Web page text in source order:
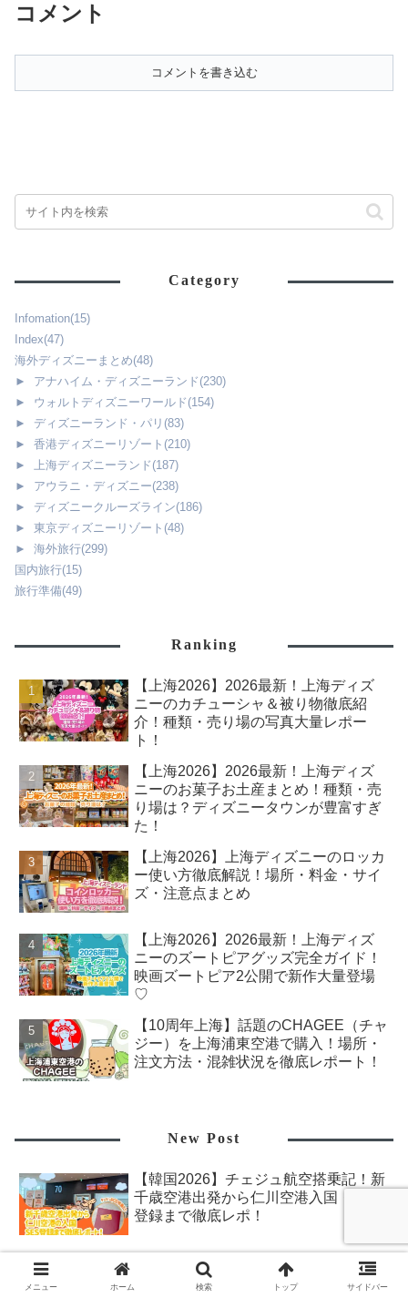
で詳しく紹介します。
コメント
コメントを書き込む
Category
Infomation(15)
Index(47)
海外ディズニーまとめ(48)
►
アナハイム・ディズニーランド (230)
►
ウォルトディズニーワールド (154)
►
ディズニーランド・パリ (83)
►
香港ディズニーリゾート (210)
►
上海ディズニーランド (187)
►
アウラニ・ディズニー(238)
►
ディズニークルーズライン(186)
►
東京ディズニーリゾート (48)
►
海外旅行(299)
国内旅行(15)
旅行準備(49)
Ranking
【上海2026】2026最新！上海ディズ
ニーのカチューシャ＆被り物徹底紹
介！種類・売り場の写真大量レポー
ト！
【上海2026】2026最新！上海ディズ
ニーのお菓子お土産まとめ！種類・売
り場は？ディズニータウンが豊富すぎ
た！
【上海2026】上海ディズニーのロッカ
ー使い方徹底解説！場所・料金・サイ
ズ・注意点まとめ
【上海2026】2026最新！上海ディズ
ニーのズートピアグッズ完全ガイド！
映画ズートピア2公開で新作大量登場
♡
【10周年上海】話題のCHAGEE（チャ
ジー）を上海浦東空港で購入！場所・
注文方法・混雑状況を徹底レポート！
New Post
【韓国2026】チェジュ航空搭乗記！新
千歳空港出発から仁川空港入国・SES
登録まで徹底レポ！
【香港2026春】香港ディズニー「ドラ
ゴン・ウィンド」朝食レポ！料金・メ
メニュー ホーム 検索 トップ サイドバー